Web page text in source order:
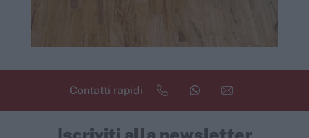
Contatti rapidi